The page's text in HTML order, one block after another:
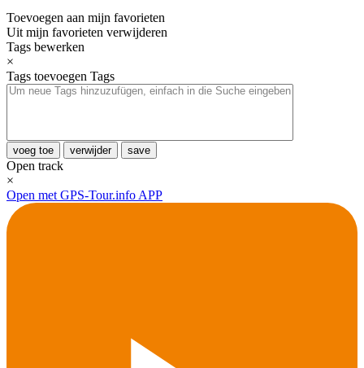
Toevoegen aan mijn favorieten
Uit mijn favorieten verwijderen
Tags bewerken
×
Tags toevoegen Tags
voeg toe verwijder save
Open track
×
Open met GPS-Tour.info APP